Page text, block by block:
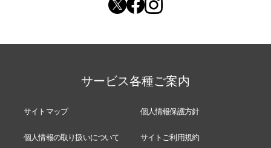
サービス各種ご案内
サイトマップ 個人情報保護方針
個人情報の取り扱いについて サイトご利用規約